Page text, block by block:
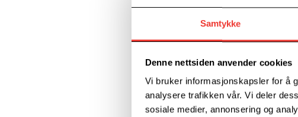
Samtykke
Denne nettsiden anvender cookies
Vi bruker informasjonskapsler for å
analysere trafikken vår. Vi deler
sosiale medier, annonsering og